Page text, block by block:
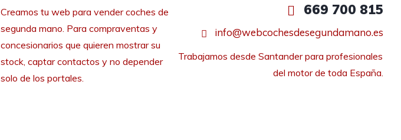
Creamos tu web para vender coches de
segunda mano. Para compraventas y
concesionarios que quieren mostrar su
stock, captar contactos y no depender
solo de los portales.
669 700 815
info@webcochesdesegundamano.es
Trabajamos desde Santander para profesionales
del motor de toda España.